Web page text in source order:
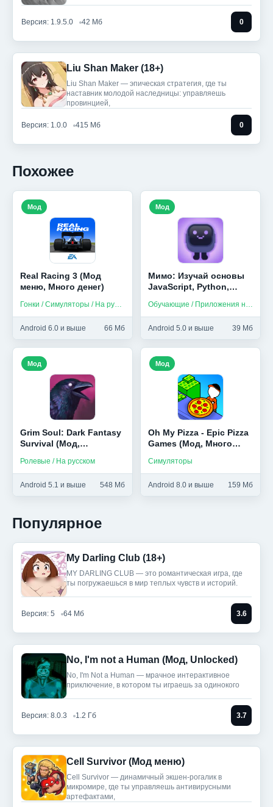
Версия: 1.9.5.0 42 Мб 0
Liu Shan Maker (18+)
Liu Shan Maker — эпическая стратегия, где ты
наставник молодой наследницы: управляешь
провинцией,
Версия: 1.0.0 415 Мб 0
Похожее
Real Racing 3 (Мод
меню, Много денег)
Гонки / Симуляторы / На русском
Android 6.0 и выше 66 Мб
Мод
Мимо: Изучай основы
JavaScript, Python,
Unlocked)
Обучающие / Приложения на русском
Android 5.0 и выше 39 Мб
Мод
Grim Soul: Dark Fantasy
Survival (Мод,
Ролевые / На русском
Android 5.1 и выше 548 Мб
Мод
Oh My Pizza - Epic Pizza
Games (Мод, Много
Симуляторы
Android 8.0 и выше 159 Мб
Мод
Популярное
My Darling Club (18+)
MY DARLING CLUB — это романтическая игра, где
ты погружаешься в мир теплых чувств и историй.
Версия: 5 64 Мб 3.6
No, I'm not a Human (Мод, Unlocked)
No, I'm Not a Human — мрачное интерактивное
приключение, в котором ты играешь за одинокого
Версия: 8.0.3 1.2 Гб 3.7
Cell Survivor (Мод меню)
Cell Survivor — динамичный экшен-рогалик в
микромире, где ты управляешь антивирусными
артефактами,